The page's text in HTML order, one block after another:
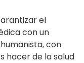
el
con un
con
hacer de la salud